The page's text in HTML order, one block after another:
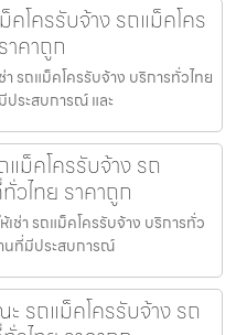
โครรับจ้าง รถแม็คโคร
าคาถูก
รถแม็คโครรับจ้าง บริการทั่วไทย
ประสบการณ์ และ
แม็คโครรับจ้าง รถ
วไทย ราคาถูก
เช่า รถแม็คโครรับจ้าง บริการทั่ว
นที่มีประสบการณ์
รถแม็คโครรับจ้าง รถ